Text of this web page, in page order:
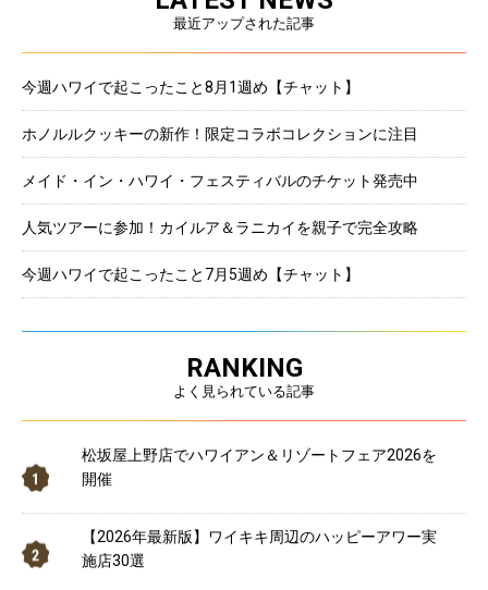
最近アップされた記事
今週ハワイで起こったこと8月1週め【チャット】
ホノルルクッキーの新作！限定コラボコレクションに注目
メイド・イン・ハワイ・フェスティバルのチケット発売中
人気ツアーに参加！カイルア＆ラニカイを親子で完全攻略
今週ハワイで起こったこと7月5週め【チャット】
RANKING
よく見られている記事
松坂屋上野店でハワイアン＆リゾートフェア2026を
開催
【2026年最新版】ワイキキ周辺のハッピーアワー実
施店30選